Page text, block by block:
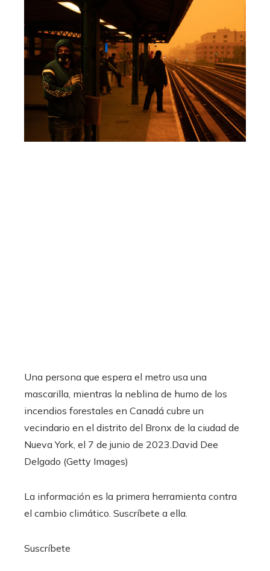
Una persona que espera el metro usa una
mascarilla, mientras la neblina de humo de los
incendios forestales en Canadá cubre un
vecindario en el distrito del Bronx de la ciudad de
Nueva York, el 7 de junio de 2023. David Dee
Delgado (Getty Images)
La información es la primera herramienta contra
el cambio climático. Suscríbete a ella.
Suscríbete